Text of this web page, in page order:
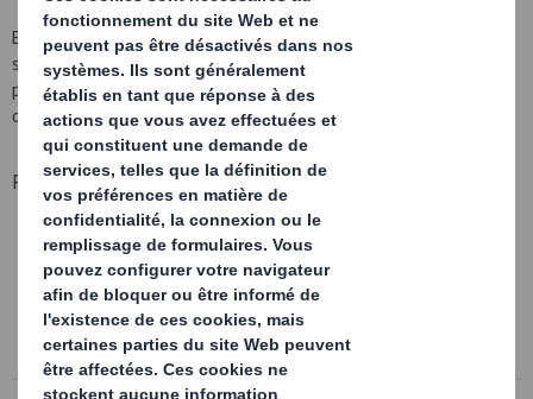
Emballage de manutention en plastique, emballages suspendus et
souples, racks avec roulette, conçus sur-mesure, … tout cela fait
partie de l’offre que nous pouvons vous proposer pour réduire les
couts de vos boucles logistiques.
Principaux avantages:
Analyse de vos boucles logistiques
Sur-mesure
Multitudes de matériaux
Très grandes gammes de solutions